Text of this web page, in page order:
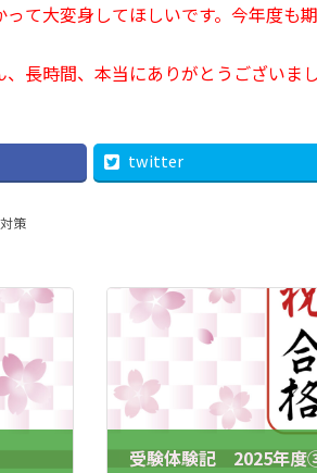
て大変身してほしいです。今年度も
長時間、本当にありがとうございまし
twitter
策
受験体験記 2025年